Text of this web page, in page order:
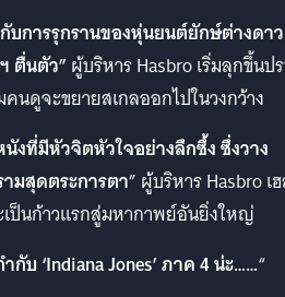
กับการรุกรานของหุ่นยนต์ยักษ์ต่างดา
ตื่นตัว” ผู้บริหาร Hasbro เริ่มลุกขึ้นป
นดูจะขยายสเกลออกไปในวงกว้าง
นังที่มีหัวจิตหัวใจอย่างลึกซึ้ง ซึ่งวาง
มสุดตระการตา” ผู้บริหาร Hasbro เ
ป็นก้าวแรกสู่มหากาพย์อันยิ่งใหญ่
‘Indiana Jones’ ภาค 4 น่ะ……“